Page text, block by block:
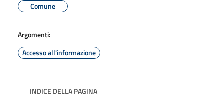
Comune
Argomenti:
Accesso all'informazione
INDICE DELLA PAGINA